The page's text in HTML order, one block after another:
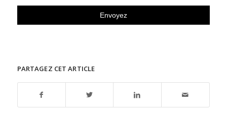
PARTAGEZ CET ARTICLE